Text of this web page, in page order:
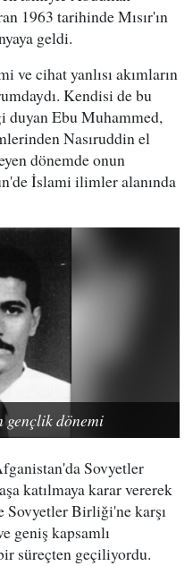
1963 tarihinde Mısır'ın
geldi.
ve cihat yanlısı akımların
Kendisi de bu
duyan Ebu Muhammed,
Nasıruddin el
dönemde onun
İslami ilimler alanında
gençlik dönemi
Sovyetler
katılmaya karar vererek
Birliği'ne karşı
geniş kapsamlı
süreçten geçiliyordu.